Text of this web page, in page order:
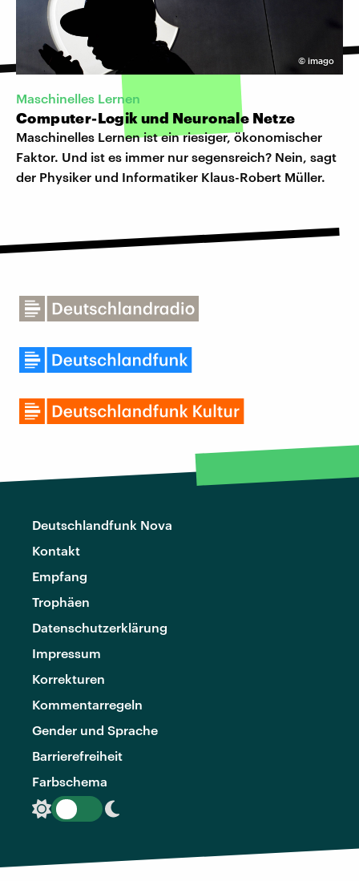
© imago
Maschinelles Lernen
Computer-Logik und Neuronale Netze
Maschinelles Lernen ist ein riesiger, ökonomischer
Faktor. Und ist es immer nur segensreich? Nein, sagt
der Physiker und Informatiker Klaus-Robert Müller.
Deutschlandfunk Nova
Kontakt
Empfang
Trophäen
Datenschutzerklärung
Impressum
Korrekturen
Kommentarregeln
Gender und Sprache
Barrierefreiheit
Farbschema